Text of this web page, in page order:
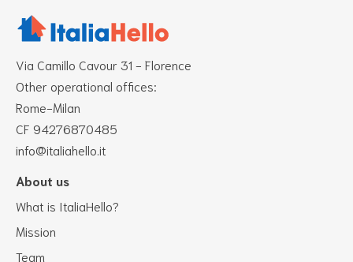
Via Camillo Cavour 31 - Florence
Other operational offices:
Rome-Milan
CF 94276870485
info@italiahello.it
About us
What is ItaliaHello?
Mission
Team